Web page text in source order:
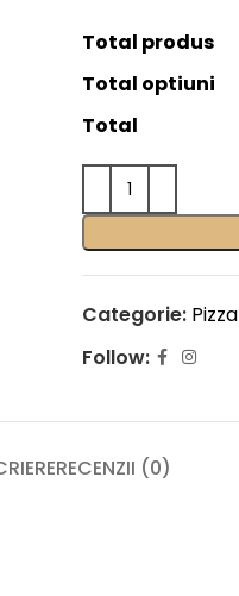
Total produs
Total optiuni
Total
Categorie: Pizza
Follow:
RECENZII (0)